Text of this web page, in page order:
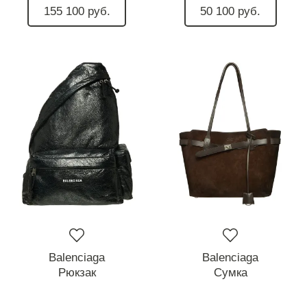
155 100 руб. 50 100 руб.
Balenciaga
Рюкзак
Balenciaga
Сумка